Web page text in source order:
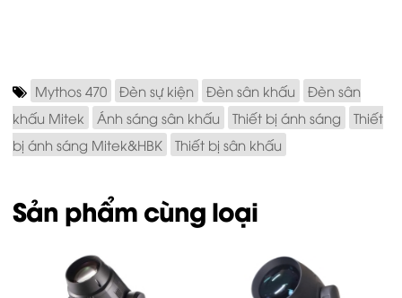
Mythos 470 Đèn sự kiện Đèn sân khấu
Đèn sân
khấu Mitek
Ánh sáng sân khấu Thiết bị ánh sáng
Thiết
bị ánh sáng Mitek&HBK
Thiết bị sân khấu
Sản phẩm cùng loại